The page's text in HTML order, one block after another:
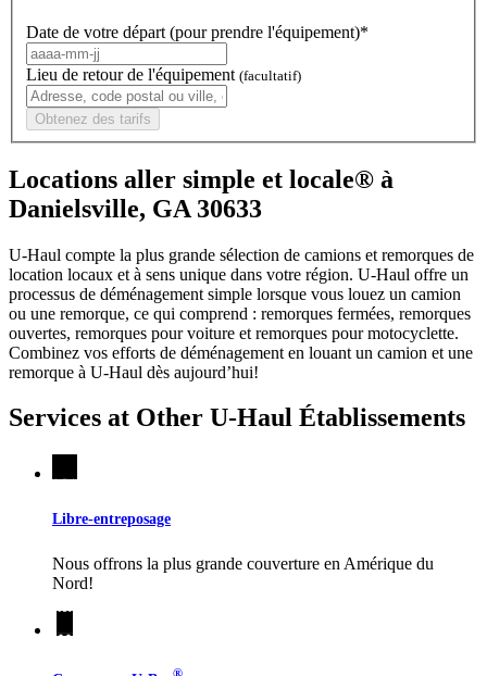
Date de votre départ (pour prendre l'équipement)*
Lieu de retour de l'équipement (facultatif)
Obtenez des tarifs
Locations aller simple et locale® à
Danielsville, GA 30633
U-Haul compte la plus grande sélection de camions et remorques de
location locaux et à sens unique dans votre région. U-Haul offre un
processus de déménagement simple lorsque vous louez un camion
ou une remorque, ce qui comprend : remorques fermées, remorques
ouvertes, remorques pour voiture et remorques pour motocyclette.
Combinez vos efforts de déménagement en louant un camion et une
remorque à U-Haul dès aujourd’hui!
Services at Other U-Haul Établissements
Libre-entreposage
Nous offrons la plus grande couverture en Amérique du
Nord!